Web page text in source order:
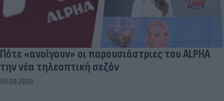
Πότε «ανοίγουν» οι παρουσιάστριες του ALPHA
την νέα τηλεοπτική σεζόν
05.08.2026